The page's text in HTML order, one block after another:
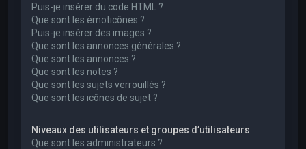
Puis-je insérer du code HTML ?
Que sont les émoticônes ?
Puis-je insérer des images ?
Que sont les annonces générales ?
Que sont les annonces ?
Que sont les notes ?
Que sont les sujets verrouillés ?
Que sont les icônes de sujet ?
Niveaux des utilisateurs et groupes d’utilisateurs
Que sont les administrateurs ?